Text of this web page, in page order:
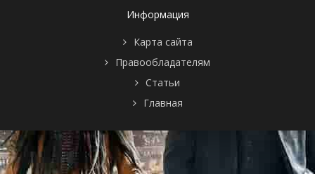
Информация
Карта сайта
Правообладателям
Статьи
Главная